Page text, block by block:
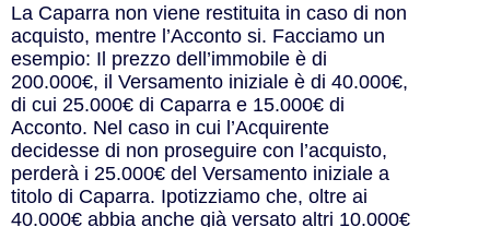
La Caparra non viene restituita in caso di non
acquisto, mentre l’Acconto si. Facciamo un
esempio: Il prezzo dell’immobile è di
200.000€, il Versamento iniziale è di 40.000€,
di cui 25.000€ di Caparra e 15.000€ di
Acconto. Nel caso in cui l’Acquirente
decidesse di non proseguire con l’acquisto,
perderà i 25.000€ del Versamento iniziale a
titolo di Caparra. Ipotizziamo che, oltre ai
40.000€ abbia anche già versato altri 10.000€